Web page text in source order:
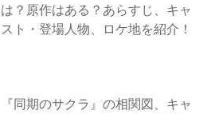
は？原作はある？あらすじ、キャ
スト・登場人物、ロケ地を紹介！
『同期のサクラ』の相関図、キャ